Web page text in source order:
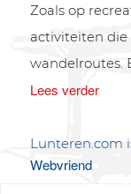
Zoals op
activiteiten die
wandelroutes.
Lees verder
Lunteren.com
Webvriend